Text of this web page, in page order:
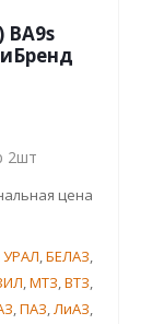
МультиБренд
2шт
цена
УРАЛ,БЕЛАЗ,
,МТЗ,ВТЗ,
,ПАЗ,ЛиАЗ,